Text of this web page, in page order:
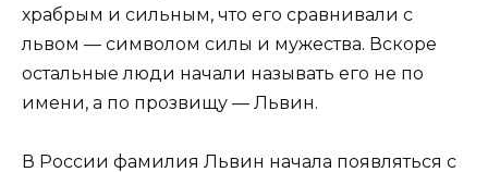
храбрым и сильным, что его сравнивали с
львом — символом силы и мужества. Вскоре
остальные люди начали называть его не по
имени, а по прозвищу — Львин.
В России фамилия Львин начала появляться с